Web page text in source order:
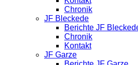
Chronik
JF Bleckede
Berichte JF
Chronik
Kontakt
JF Garze